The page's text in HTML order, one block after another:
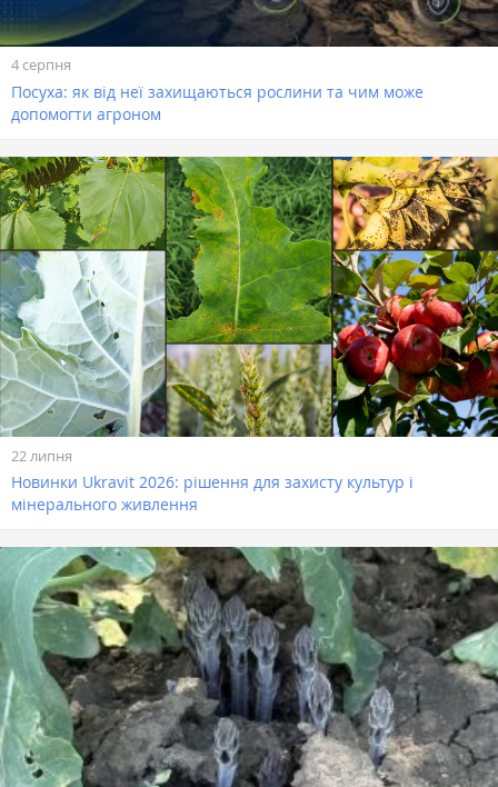
4 серпня
Посуха: як від неї захищаються рослини та чим може
допомогти агроном
22 липня
Новинки Ukravit 2026: рішення для захисту культур і
мінерального живлення